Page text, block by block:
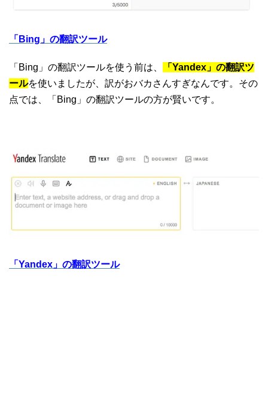
「Bing」の翻訳ツール
「Bing」の翻訳ツールを使う前は、
「Yandex」の翻訳ツ
ールを使いましたが、訳がおバカさんすぎなんです。その
点では、「Bing」の翻訳ツールの方が賢いです。
「Yandex」の翻訳ツール